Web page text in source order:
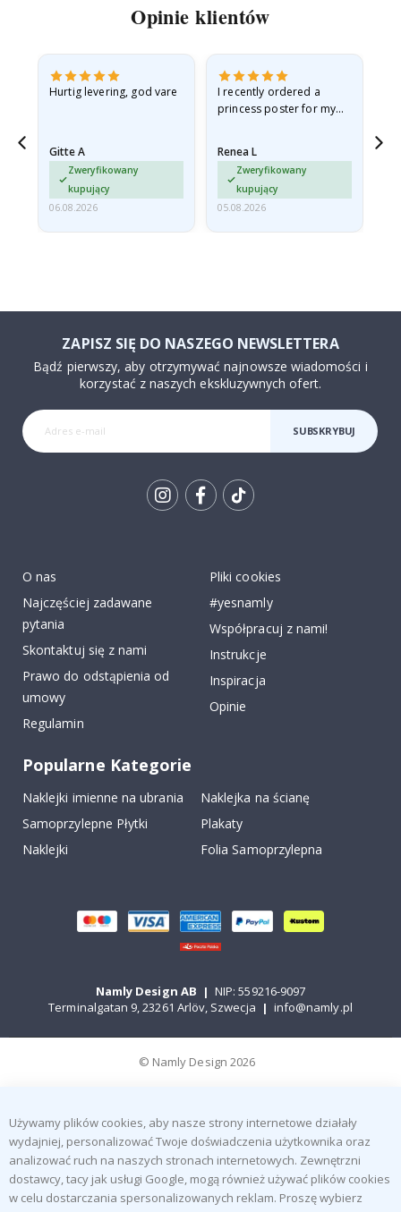
Opinie klientów
Hurtig levering, god vare
Gitte A
Zweryfikowany
kupujący
06.08.2026
I recently ordered a
princess poster for my
damaged from shipping.
I emailed…
Renea L
Zweryfikowany
kupujący
05.08.2026
ZAPISZ SIĘ DO NASZEGO NEWSLETTERA
Bądź pierwszy, aby otrzymywać najnowsze wiadomości i
korzystać z naszych ekskluzywnych ofert.
SUBSKRYBUJ
O nas
Najczęściej zadawane
pytania
Skontaktuj się z nami
Prawo do odstąpienia od
umowy
Regulamin
Pliki cookies
#yesnamly
Współpracuj z nami!
Instrukcje
Inspiracja
Opinie
Popularne Kategorie
Naklejki imienne na ubrania
Naklejka na ścianę
Samoprzylepne Płytki
Plakaty
Naklejki
Folia Samoprzylepna
Namly Design AB | NIP: 559216-9097
Terminalgatan 9, 23261 Arlöv, Szwecja | info@namly.pl
© Namly Design 2026
Używamy plików cookies, aby nasze strony internetowe działały
wydajniej, personalizować Twoje doświadczenia użytkownika oraz
analizować ruch na naszych stronach internetowych. Zewnętrzni
dostawcy, tacy jak usługi Google, mogą również używać plików cookies
w celu dostarczania spersonalizowanych reklam. Proszę wybierz